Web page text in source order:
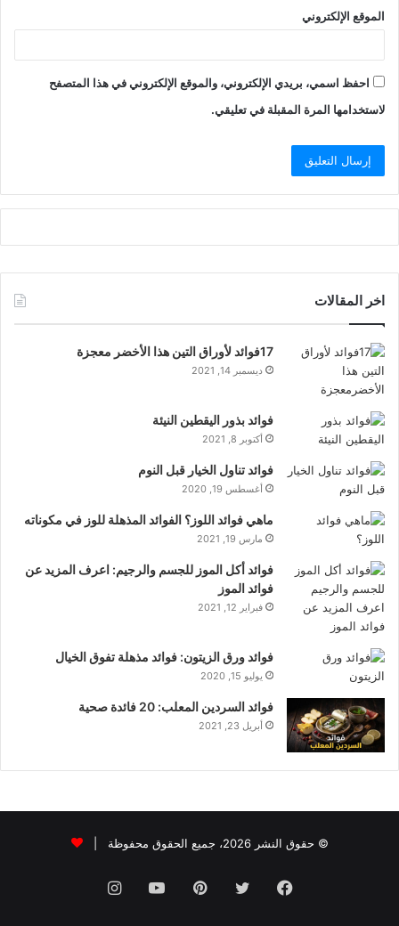
الموقع الإلكتروني
احفظ اسمي، بريدي الإلكتروني، والموقع الإلكتروني في هذا المتصفح
لاستخدامها المرة المقبلة في تعليقي.
اخر المقالات
17فوائد لأوراق التين هذا الأخضر معجزة
ديسمبر 14, 2021
فوائد بذور اليقطين النيئة
أكتوبر 8, 2021
فوائد تناول الخيار قبل النوم
أغسطس 19, 2020
ماهي فوائد اللوز؟ الفوائد المذهلة للوز في مكوناته
مارس 19, 2021
فوائد أكل الموز للجسم والرجيم: اعرف المزيد عن
فوائد الموز
فبراير 12, 2021
فوائد ورق الزيتون: فوائد مذهلة تفوق الخيال
يوليو 15, 2020
فوائد السردين المعلب: 20 فائدة صحية
أبريل 23, 2021
© حقوق النشر 2026، جميع الحقوق محفوظة |
فيسبوك تويتر بينتيريستيوتيوبانستقرام